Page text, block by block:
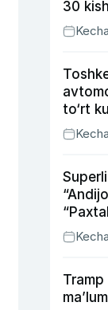
30
to‘rt
Tramp